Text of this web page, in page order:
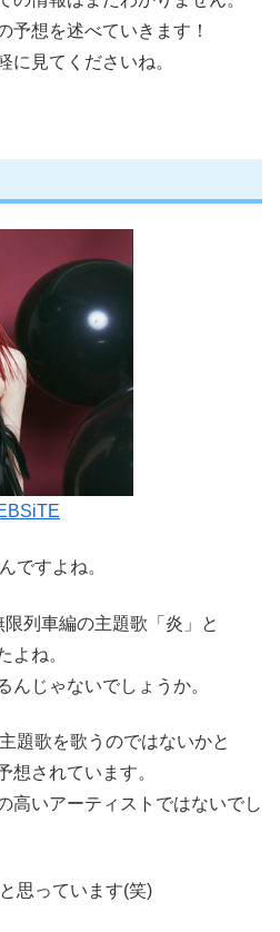
予想を述べていきます！
に見てくださいね。
ですよね。
列車編の主題歌「炎」と
よね。
んじゃないでしょうか。
題歌を歌うのではないかと
想されています。
高いアーティストではないでし
思っています(笑)